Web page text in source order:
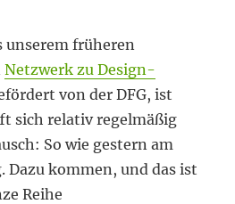
unserem früheren
Netzwerk zu Design-
von der DFG, ist
sich relativ regelmäßig
So wie gestern am
Dazu kommen, und das ist
Reihe